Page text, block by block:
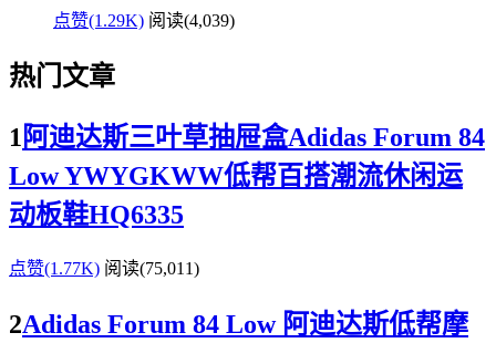
点赞(1.29K) 阅读(4,039)
热门文章
1 阿迪达斯三叶草抽屉盒Adidas Forum 84
Low YWYGKWW低帮百搭潮流休闲运
动板鞋HQ6335
点赞(1.77K) 阅读(75,011)
2Adidas Forum 84 Low 阿迪达斯低帮摩